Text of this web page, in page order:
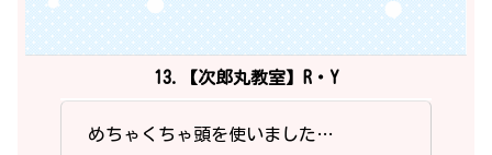
13.【次郎丸教室】R・Y
めちゃくちゃ頭を使いました…